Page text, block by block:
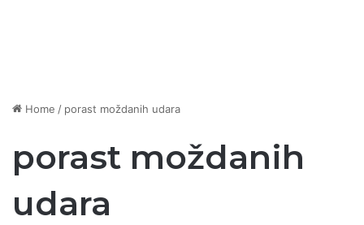
Home / porast moždanih udara
porast moždanih
udara